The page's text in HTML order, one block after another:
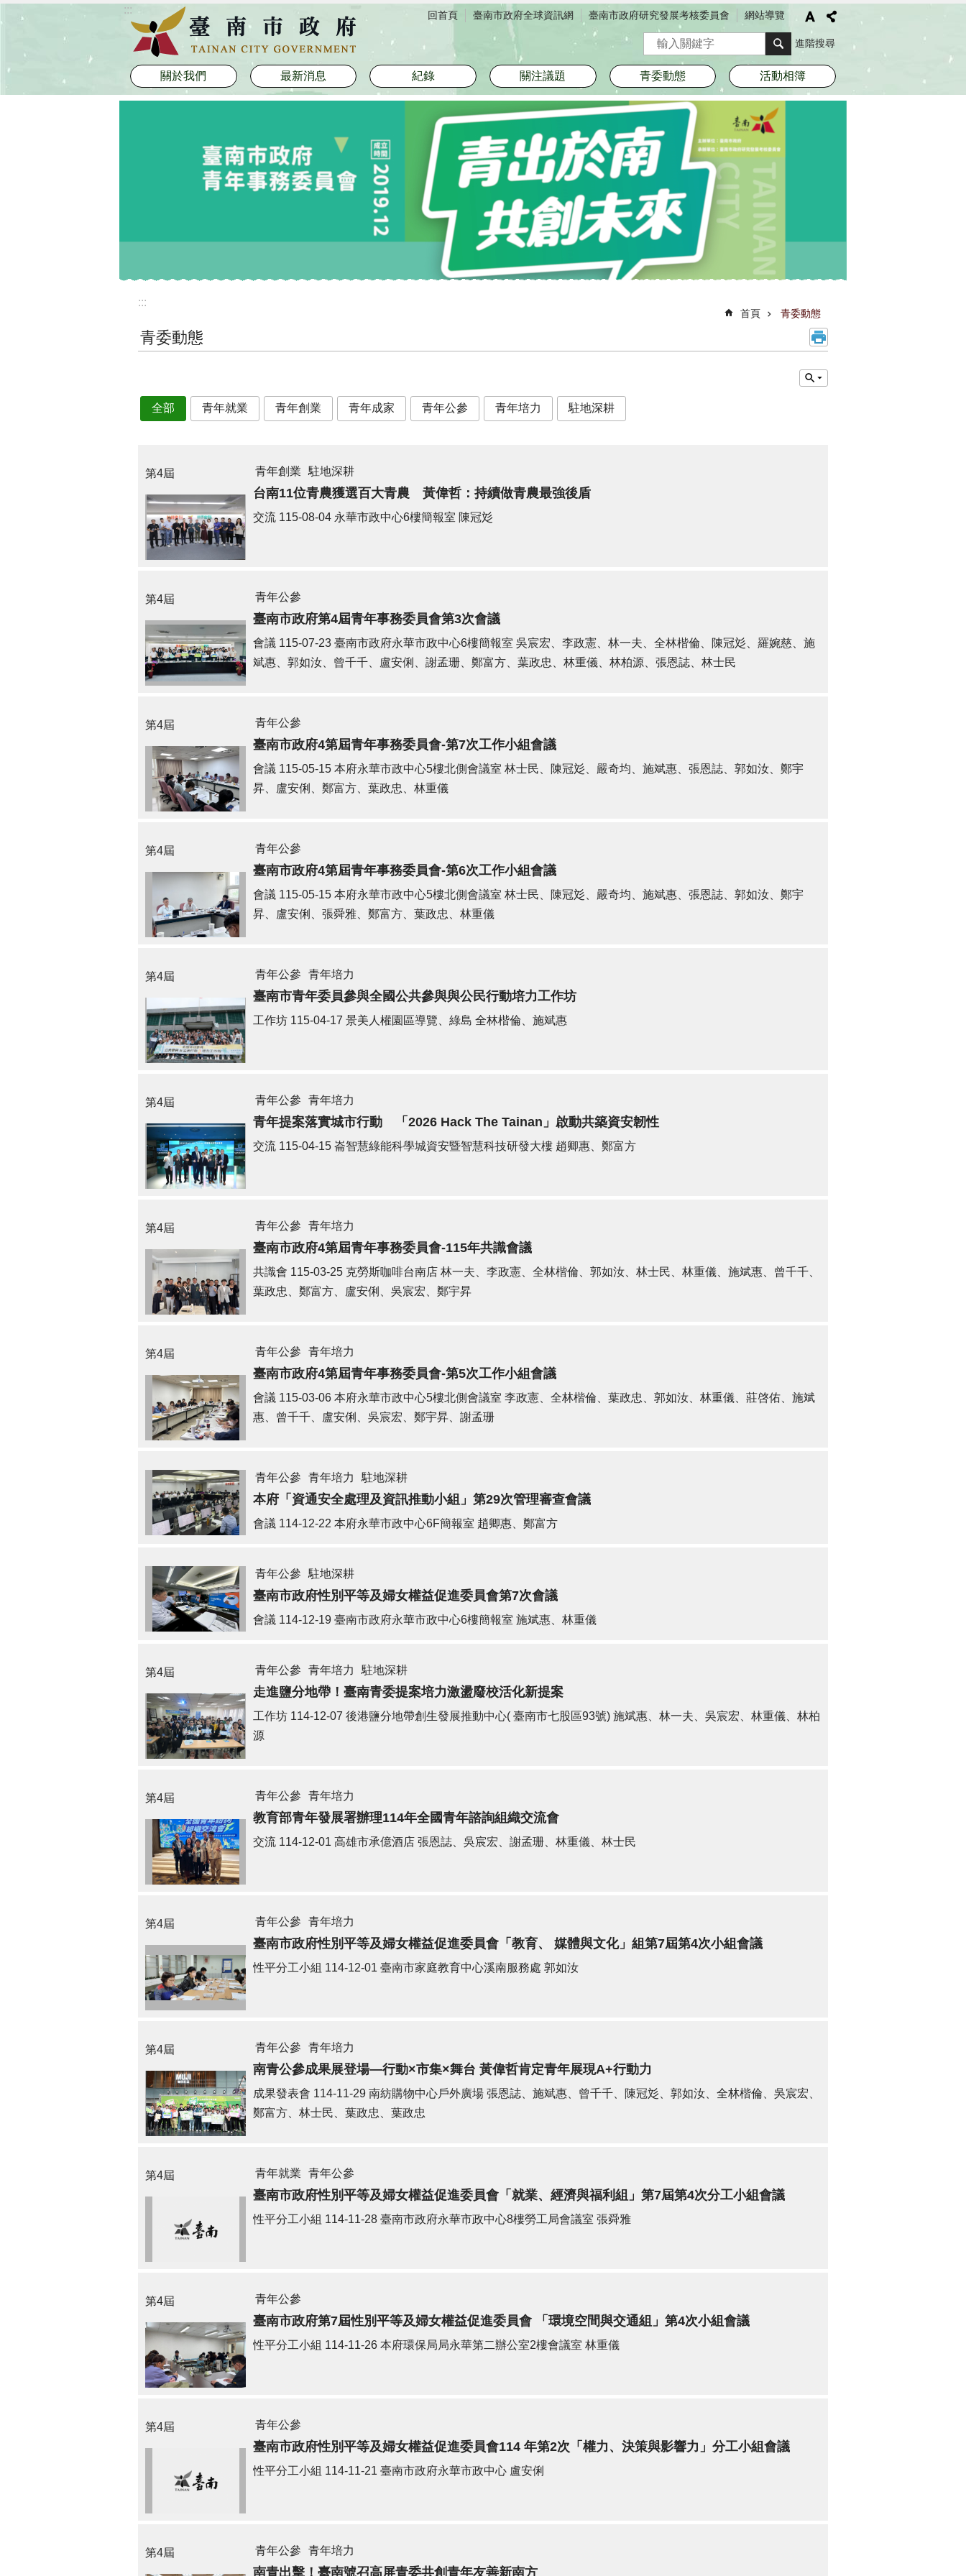
跳到主要內容區塊 ::: 回首頁 臺南市政府全球資訊網 臺南市政府研究發展考核委員會 網站導覽
搜尋 進階搜尋
關於我們 最新消息 紀錄 關注議題 青委動態 活動相簿
:::
首頁 青委動態
青委動態
全部 青年就業 青年創業 青年成家 青年公參 青年培力 駐地深耕
第4屆 青年創業 駐地深耕
台南11位青農獲選百大青農 黃偉哲：持續做青農最強後盾
交流 115-08-04 永華市政中心6樓簡報室 陳冠彣
第4屆 青年公參
臺南市政府第4屆青年事務委員會第3次會議
會議 115-07-23 臺南市政府永華市政中心6樓簡報室 吳宸宏、李政憲、林一夫、全林楷倫、陳冠彣、羅婉慈、施
斌惠、郭如汝、曾千千、盧安俐、謝孟珊、鄭富方、葉政忠、林重儀、林柏源、張恩誌、林士民
第4屆 青年公參
臺南市政府4第屆青年事務委員會-第7次工作小組會議
會議 115-05-15 本府永華市政中心5樓北側會議室 林士民、陳冠彣、嚴奇均、施斌惠、張恩誌、郭如汝、鄭宇
昇、盧安俐、鄭富方、葉政忠、林重儀
第4屆 青年公參
臺南市政府4第屆青年事務委員會-第6次工作小組會議
會議 115-05-15 本府永華市政中心5樓北側會議室 林士民、陳冠彣、嚴奇均、施斌惠、張恩誌、郭如汝、鄭宇
昇、盧安俐、張舜雅、鄭富方、葉政忠、林重儀
第4屆 青年公參 青年培力
臺南市青年委員參與全國公共參與與公民行動培力工作坊
工作坊 115-04-17 景美人權園區導覽、綠島 全林楷倫、施斌惠
第4屆 青年公參 青年培力
青年提案落實城市行動 「2026 Hack The Tainan」啟動共築資安韌性
交流 115-04-15 崙智慧綠能科學城資安暨智慧科技研發大樓 趙卿惠、鄭富方
第4屆 青年公參 青年培力
臺南市政府4第屆青年事務委員會-115年共識會議
共識會 115-03-25 克勞斯咖啡台南店 林一夫、李政憲、全林楷倫、郭如汝、林士民、林重儀、施斌惠、曾千千、
葉政忠、鄭富方、盧安俐、吳宸宏、鄭宇昇
第4屆 青年公參 青年培力
臺南市政府4第屆青年事務委員會-第5次工作小組會議
會議 115-03-06 本府永華市政中心5樓北側會議室 李政憲、全林楷倫、葉政忠、郭如汝、林重儀、莊啓佑、施斌
惠、曾千千、盧安俐、吳宸宏、鄭宇昇、謝孟珊
青年公參 青年培力 駐地深耕
本府「資通安全處理及資訊推動小組」第29次管理審查會議
會議 114-12-22 本府永華市政中心6F簡報室 趙卿惠、鄭富方
青年公參 駐地深耕
臺南市政府性別平等及婦女權益促進委員會第7次會議
會議 114-12-19 臺南市政府永華市政中心6樓簡報室 施斌惠、林重儀
第4屆 青年公參 青年培力 駐地深耕
走進鹽分地帶！臺南青委提案培力激盪廢校活化新提案
工作坊 114-12-07 後港鹽分地帶創生發展推動中心( 臺南市七股區93號) 施斌惠、林一夫、吳宸宏、林重儀、林柏
源
第4屆 青年公參 青年培力
教育部青年發展署辦理114年全國青年諮詢組織交流會
交流 114-12-01 高雄市承億酒店 張恩誌、吳宸宏、謝孟珊、林重儀、林士民
第4屆 青年公參 青年培力
臺南市政府性別平等及婦女權益促進委員會「教育、 媒體與文化」組第7屆第4次小組會議
性平分工小組 114-12-01 臺南市家庭教育中心溪南服務處 郭如汝
第4屆 青年公參 青年培力
南青公參成果展登場—行動×市集×舞台 黃偉哲肯定青年展現A+行動力
成果發表會 114-11-29 南紡購物中心戶外廣場 張恩誌、施斌惠、曾千千、陳冠彣、郭如汝、全林楷倫、吳宸宏、
鄭富方、林士民、葉政忠、葉政忠
第4屆 青年就業 青年公參
臺南市政府性別平等及婦女權益促進委員會「就業、經濟與福利組」第7屆第4次分工小組會議
性平分工小組 114-11-28 臺南市政府永華市政中心8樓勞工局會議室 張舜雅
第4屆 青年公參
臺南市政府第7屆性別平等及婦女權益促進委員會 「環境空間與交通組」第4次小組會議
性平分工小組 114-11-26 本府環保局局永華第二辦公室2樓會議室 林重儀
第4屆 青年公參
臺南市政府性別平等及婦女權益促進委員會114 年第2次「權力、決策與影響力」分工小組會議
性平分工小組 114-11-21 臺南市政府永華市政中心 盧安俐
第4屆 青年公參 青年培力
南青出擊！臺南號召高屏青委共創青年友善新南方